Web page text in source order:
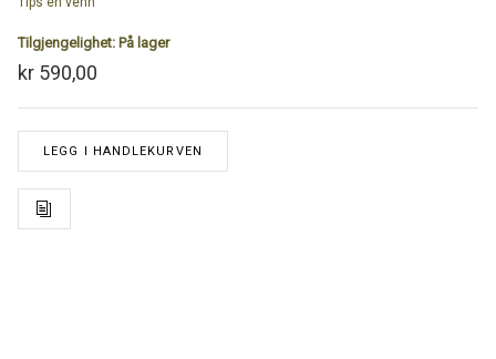
Tilgjengelighet: På lager
kr 590,00
LEGG I HANDLEKURVEN